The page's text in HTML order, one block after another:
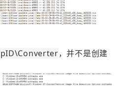
，并不是创建